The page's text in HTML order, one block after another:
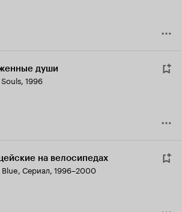
души
, 1996
на велосипедах
, Сериал, 1996–2000